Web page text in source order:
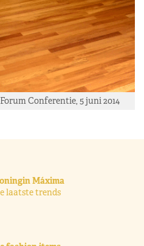
Conferentie, 5 juni 2014
Máxima
laatste trends